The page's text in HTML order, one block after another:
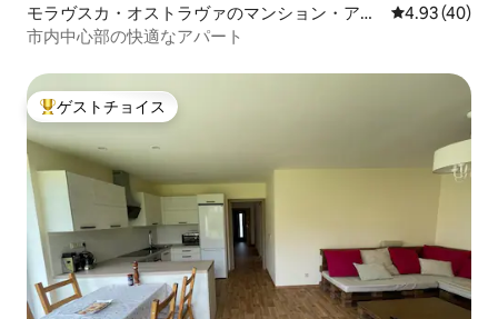
モラヴスカ・オストラヴァのマンション・アパ
ート
レビュー40
4.93 (40)
市内中心部の快適なアパート
大好評のゲストチョイスです。
ゲストチョイス